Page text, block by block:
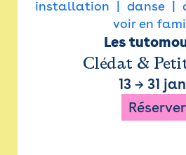
installation danse
voir en
Les
Clédat &
13→ 31
Réserver